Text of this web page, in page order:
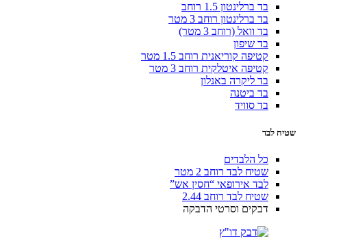
בד ברלינטון 1.5 רוחב
בד ברלינטון רוחב 3 מטר
בד וואל (רוחב 3 מטר)
בד שיפון
קטיפה קוריאנית רוחב 1.5 מטר
קטיפה איטלקית רוחב 3 מטר
בד ליקרה באנלון
בד ביטנה
בד סוויד
שטיח לבד
כל הלבדים
שטיח לבד רוחב 2 מטר
לבד אירופאי “חסין אש”
שטיח לבד רוחב 2.44
דבקים וסרטי הדבקה